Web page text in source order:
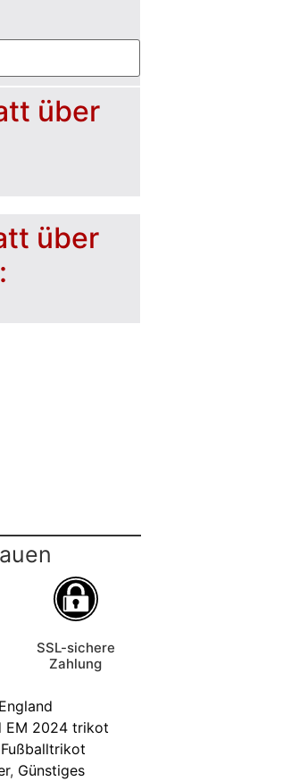
über
über
SSL-sichere
Zahlung
EM 2024 trikot
Fußballtrikot
, Günstiges